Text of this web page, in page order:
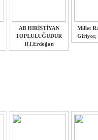
AB HIRİSTİYAN
TOPLULUĞUDUR
RT.Erdoğan
Millet
Giriyor,